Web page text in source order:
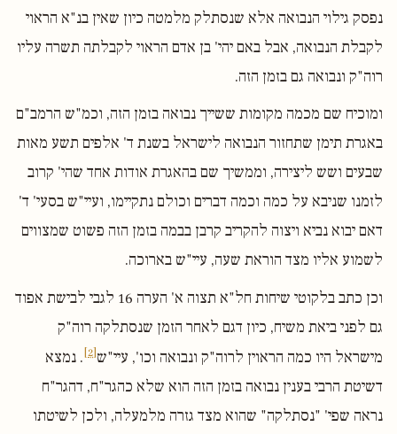
נפסק גילוי הנבואה אלא שנסתלק מלמטה כיון שאין בנ"א הראוי
לקבלת הנבואה, אבל באם יהי' בן אדם הראוי לקבלתה תשרה עליו
רוה"ק ונבואה גם בזמן הזה.
ומוכיח שם מכמה מקומות ששייך נבואה בזמן הזה, וכמ"ש הרמב"ם
באגרת תימן שתחזור הנבואה לישראל בשנת ד' אלפים תשע מאות
שבעים ושש ליצירה, וממשיך שם בהאגרת אודות אחד שהי' קרוב
לזמנו שניבא על כמה וכמה דברים וכולם נתקיימו, ועיי"ש בסעי' ד'
דאם יבוא נביא ויצוה להקריב קרבן בבמה בזמן הזה פשוט שמצווים
לשמוע אליו מצד הוראת שעה, עיי"ש בארוכה.
וכן כתב בלקוטי שיחות חל"א תצוה א' הערה 16 לגבי לבישת אפוד
גם לפני ביאת משיח, כיון דגם לאחר הזמן שנסתלקה רוה"ק
מישראל היו כמה הראוין לרוה"ק ונבואה וכו', עיי"ש[2]
. נמצא
דשיטת הרבי בענין נבואה בזמן הזה הוא שלא כהגר"ח, דהגר"ח
נראה שפי' "נסתלקה" שהוא מצד גזרה מלמעלה, ולכן לשיטתו